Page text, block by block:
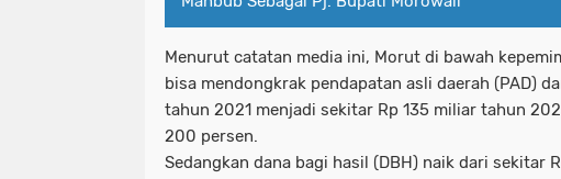
Menurut catatan media ini, Morut di bawah
bisa mendongkrak pendapatan asli daerah (PAD)
tahun 2021 menjadi sekitar Rp 135 miliar tahun
200 persen.
Sedangkan dana bagi hasil (DBH) naik dari sekitar